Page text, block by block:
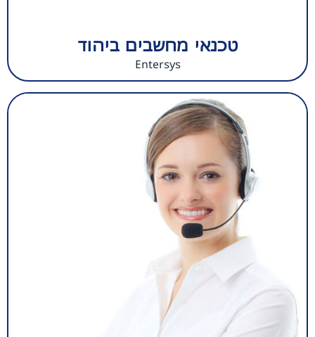
טכנאי מחשבים ביהוד
Entersys